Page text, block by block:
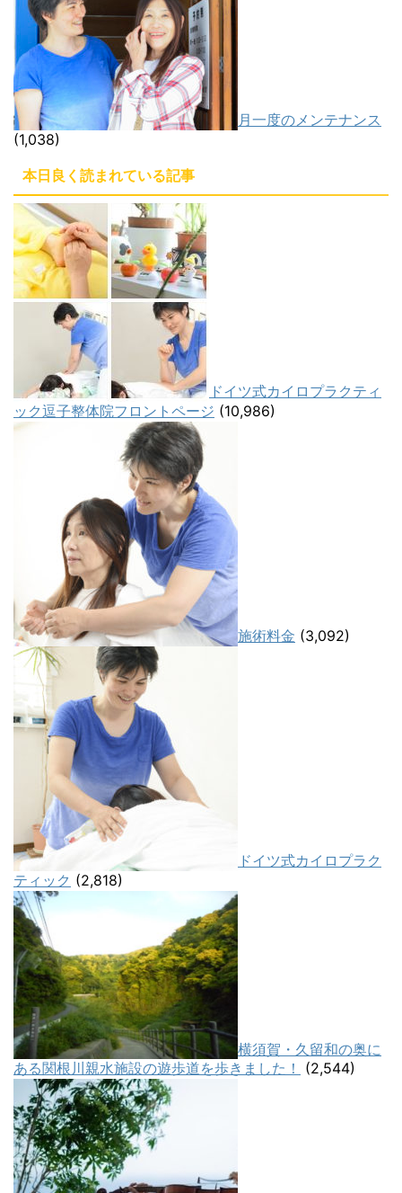
月一度のメンテナンス
(1,038)
本日良く読まれている記事
ドイツ式カイロプラクティ
ック逗子整体院フロントページ (10,986)
施術料金 (3,092)
ドイツ式カイロプラク
ティック (2,818)
横須賀・久留和の奥に
ある関根川親水施設の遊歩道を歩きました！
(2,544)